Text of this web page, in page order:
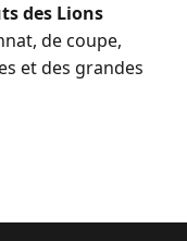
des Lions
de coupe,
et des grandes